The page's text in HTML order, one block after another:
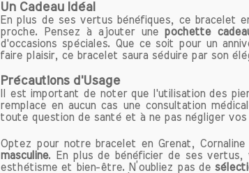
La cornaline est un excellent
aide à surmonter les peurs
plus facilement dans les
portant de la cornaline, vous
vous permettant d'exprimer
3. Équilibre Émotionnel
tumultueuses et en réduisant
se recentrer et de retrouver
Un Cadeau Idéal
En plus de ses vertus bénéfiques, ce bracelet
proche. Pensez à ajouter une pochette
d'occasions spéciales. Que ce soit pour un
faire plaisir, ce bracelet saura séduire par son
Précautions d'Usage
Il est important de noter que l'utilisation des
remplace en aucun cas une consultation
toute question de santé et à ne pas négliger
Optez pour notre bracelet en Grenat,
masculine. En plus de bénéficier de ses
esthétisme et bien-être. N’oubliez pas de